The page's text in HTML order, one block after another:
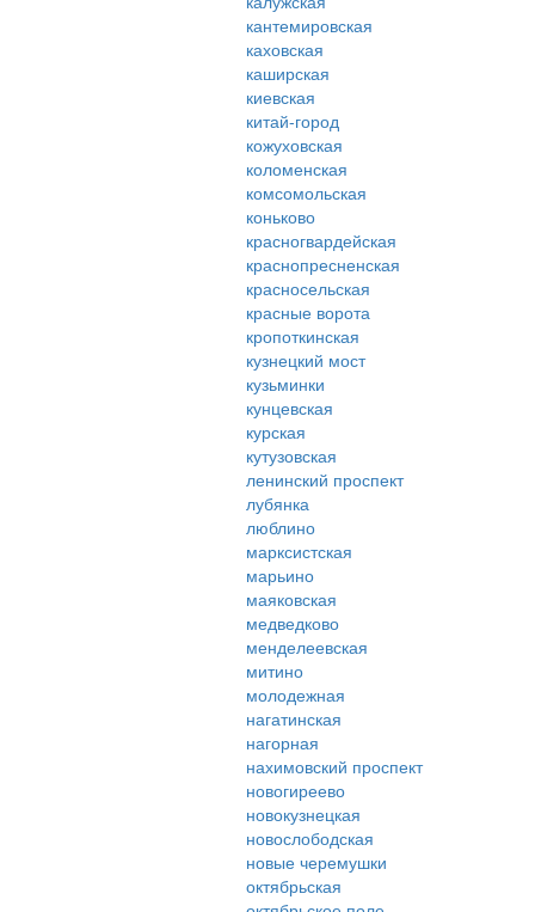
кантемировская
каховская
каширская
киевская
китай-город
кожуховская
коломенская
комсомольская
коньково
красногвардейская
краснопресненская
красносельская
красные ворота
кропоткинская
кузнецкий мост
кузьминки
кунцевская
курская
кутузовская
ленинский проспект
лубянка
люблино
марксистская
марьино
маяковская
медведково
менделеевская
митино
молодежная
нагатинская
нагорная
нахимовский проспект
новогиреево
новокузнецкая
новослободская
новые черемушки
октябрьская